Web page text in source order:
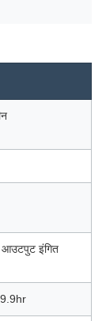
इंगित